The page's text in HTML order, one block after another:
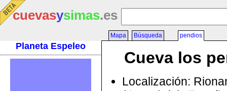
cuevasysimas.es
Planeta Espeleo
Mapa Búsqueda pendios
Cueva los
Localización: